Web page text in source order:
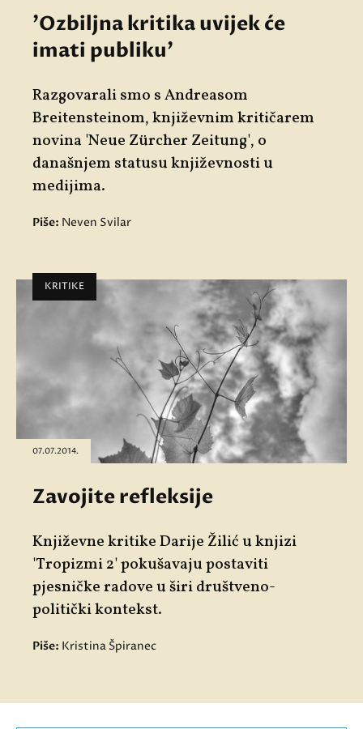
'Ozbiljna kritika uvijek će
imati publiku'
Razgovarali smo s Andreasom
Breitensteinom, književnim kritičarem
novina 'Neue Zürcher Zeitung', o
današnjem statusu književnosti u
medijima.
Piše: Neven Svilar
KRITIKE
07.07.2014.
Zavojite refleksije
Književne kritike Darije Žilić u knjizi
'Tropizmi 2' pokušavaju postaviti
pjesničke radove u širi društveno-
politički kontekst.
Piše: Kristina Špiranec